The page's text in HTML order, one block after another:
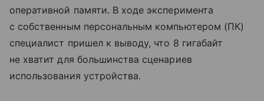
оперативной памяти. В ходе эксперимента
с собственным персональным компьютером (ПК)
специалист пришел к выводу, что 8 гигабайт
не хватит для большинства сценариев
использования устройства.